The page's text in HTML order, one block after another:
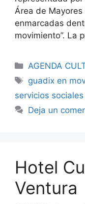
Área de
enmarcadas
movimiento”. La
Categorías
AGENDA
Etiquetas
guadix en
servicios sociales
Deja un
Hotel
Ventura